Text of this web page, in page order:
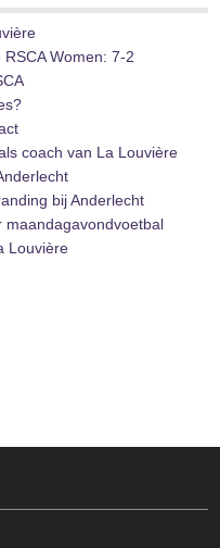
Women: 7-2
coach van La Louvière
bij Anderlecht
maandagavondvoetbal
Louvière